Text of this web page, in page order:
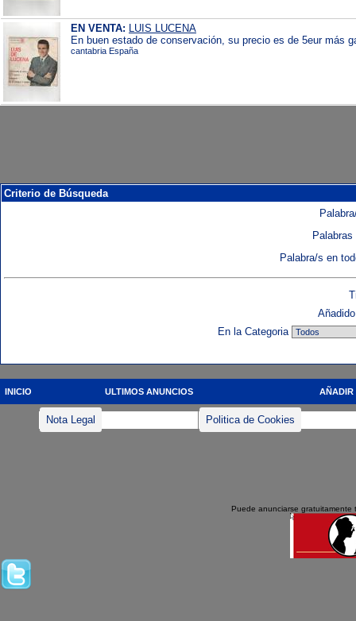
EN VENTA: LUIS LUCENA
En buen estado de conservación, su precio es de 5eur más
cantabria España
Criterio de Búsqueda
Palabra/s en
En la Categoria
INICIO ULTIMOS ANUNCIOS AÑADIR
Nota Legal Politica de Cookies
Puede anunciarse